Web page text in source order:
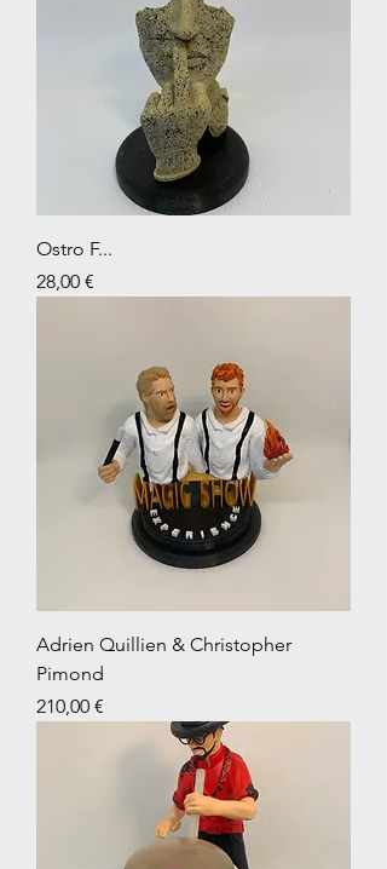
Ostro F...
Prix
28,00 €
Adrien Quillien & Christopher
Pimond
Prix
210,00 €